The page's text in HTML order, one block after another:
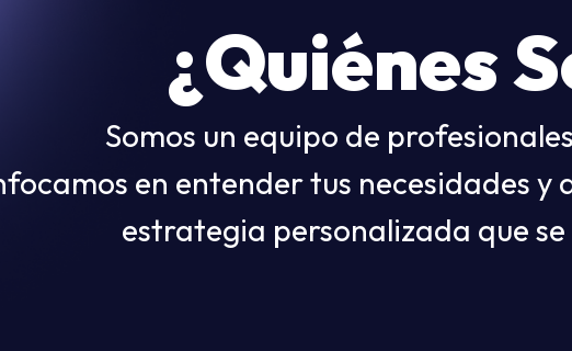
¿Quiénes
Somos un equipo de
en entender tus necesidades
estrategia personalizada que